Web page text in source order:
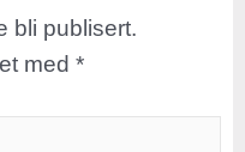
bli publisert.
med*